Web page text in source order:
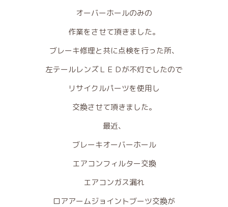
オーバーホールのみの
作業をさせて頂きました。
ブレーキ修理と共に点検を行った所、
左テールレンズＬＥＤが不灯でしたので
リサイクルパーツを使用し
交換させて頂きました。
最近、
ブレーキオーバーホール
エアコンフィルター交換
エアコンガス漏れ
ロアアームジョイントブーツ交換が